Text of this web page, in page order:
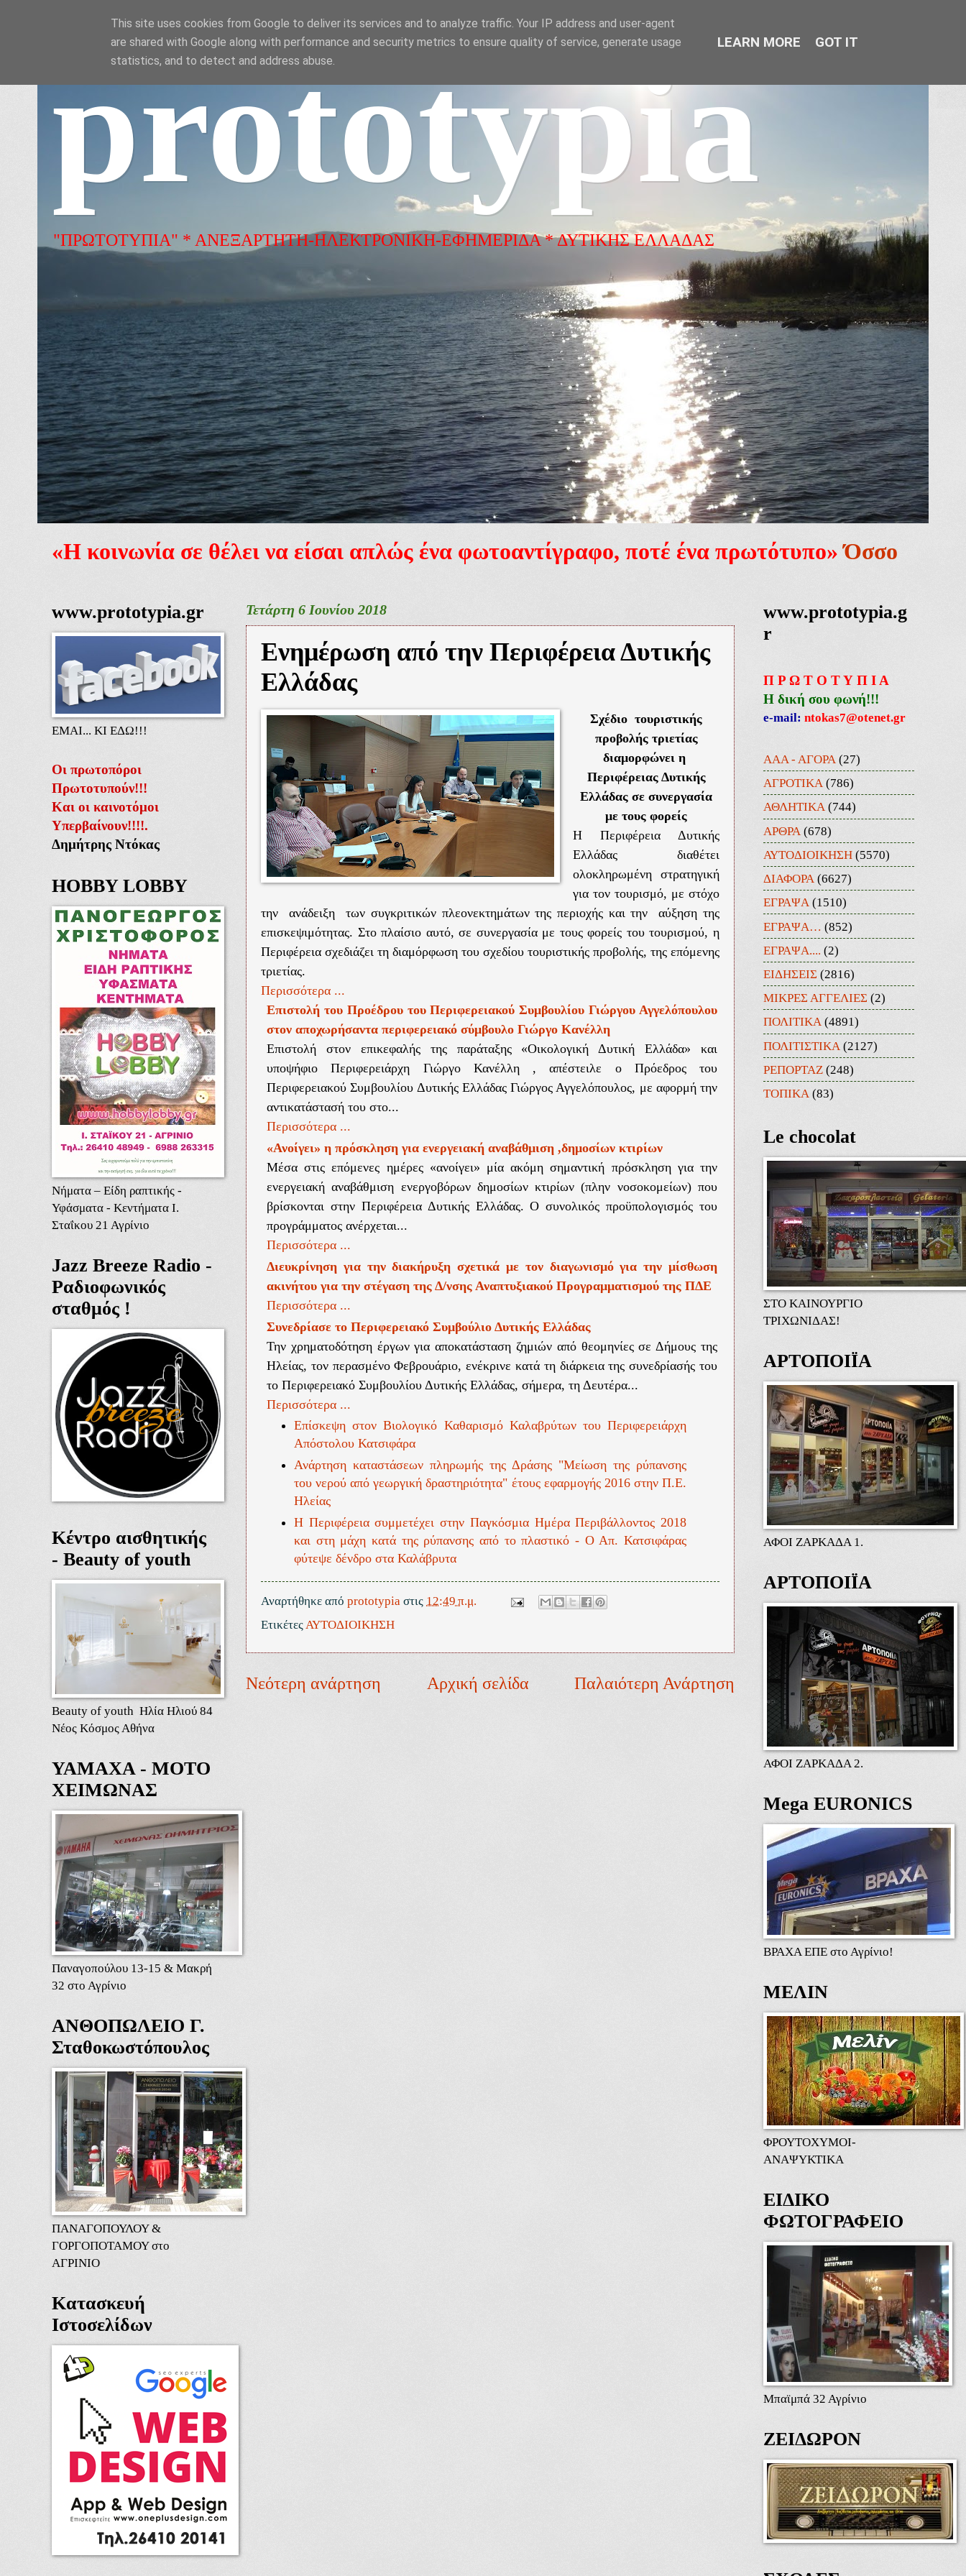
prototypia
"ΠΡΩΤΟΤΥΠΙΑ" * ΑΝΕΞΑΡΤΗΤΗ-ΗΛΕΚΤΡΟΝΙΚΗ-ΕΦΗΜΕΡΙΔΑ * ΔΥΤΙΚΗΣ ΕΛΛΑΔΑΣ
«Η κοινωνία σε θέλει να είσαι απλώς ένα φωτοαντίγραφο, ποτέ ένα πρωτότυπο» Όσσο
Τετάρτη 6 Ιουνίου 2018
Ενημέρωση από την Περιφέρεια Δυτικής
Ελλάδας
Σχέδιο τουριστικής
προβολής τριετίας
διαμορφώνει η
Περιφέρειας Δυτικής
Ελλάδας σε συνεργασία
με τους φορείς
Η Περιφέρεια Δυτικής
Ελλάδας διαθέτει
ολοκληρωμένη στρατηγική
για τον τουρισμό, με στόχο
την ανάδειξη των συγκριτικών πλεονεκτημάτων της περιοχής και την αύξηση της
επισκεψιμότητας. Στο πλαίσιο αυτό, σε συνεργασία με τους φορείς του τουρισμού, η
Περιφέρεια σχεδιάζει τη διαμόρφωση του σχεδίου τουριστικής προβολής, της επόμενης
τριετίας.
Περισσότερα ...
Επιστολή του Προέδρου του Περιφερειακού Συμβουλίου Γιώργου Αγγελόπουλου
στον αποχωρήσαντα περιφερειακό σύμβουλο Γιώργο Κανέλλη
Επιστολή στον επικεφαλής της παράταξης «Οικολογική Δυτική Ελλάδα» και
υποψήφιο Περιφερειάρχη Γιώργο Κανέλλη , απέστειλε ο Πρόεδρος του
Περιφερειακού Συμβουλίου Δυτικής Ελλάδας Γιώργος Αγγελόπουλος, με αφορμή την
αντικατάστασή του στο...
Περισσότερα ...
«Ανοίγει» η πρόσκληση για ενεργειακή αναβάθμιση ,δημοσίων κτιρίων
Μέσα στις επόμενες ημέρες «ανοίγει» μία ακόμη σημαντική πρόσκληση για την
ενεργειακή αναβάθμιση ενεργοβόρων δημοσίων κτιρίων (πλην νοσοκομείων) που
βρίσκονται στην Περιφέρεια Δυτικής Ελλάδας. Ο συνολικός προϋπολογισμός του
προγράμματος ανέρχεται...
Περισσότερα ...
Διευκρίνηση για την διακήρυξη σχετικά με τον διαγωνισμό για την μίσθωση
ακινήτου για την στέγαση της Δ/νσης Αναπτυξιακού Προγραμματισμού της ΠΔΕ
Περισσότερα ...
Συνεδρίασε το Περιφερειακό Συμβούλιο Δυτικής Ελλάδας
Την χρηματοδότηση έργων για αποκατάσταση ζημιών από θεομηνίες σε Δήμους της
Ηλείας, τον περασμένο Φεβρουάριο, ενέκρινε κατά τη διάρκεια της συνεδρίασής του
το Περιφερειακό Συμβουλίου Δυτικής Ελλάδας, σήμερα, τη Δευτέρα...
Περισσότερα ...
Επίσκεψη στον Βιολογικό Καθαρισμό Καλαβρύτων του Περιφερειάρχη
Απόστολου Κατσιφάρα
Ανάρτηση καταστάσεων πληρωμής της Δράσης "Μείωση της ρύπανσης
του νερού από γεωργική δραστηριότητα" έτους εφαρμογής 2016 στην Π.Ε.
Ηλείας
Η Περιφέρεια συμμετέχει στην Παγκόσμια Ημέρα Περιβάλλοντος 2018
και στη μάχη κατά της ρύπανσης από το πλαστικό - Ο Απ. Κατσιφάρας
φύτεψε δένδρο στα Καλάβρυτα
Αναρτήθηκε από prototypia στις 12:49 π.μ.
ΕτικέτεςΑΥΤΟΔΙΟΙΚΗΣΗ
Νεότερη ανάρτηση Παλαιότερη Ανάρτηση
Αρχική σελίδα
www.prototypia.gr
ΕΜΑΙ... ΚΙ ΕΔΩ!!!
Οι πρωτοπόροι
Πρωτοτυπούν!!!
Και οι καινοτόμοι
Υπερβαίνουν!!!!.
Δημήτρης Ντόκας
HOBBY LOBBY
Νήματα – Είδη ραπτικής -
Υφάσματα - Κεντήματα Ι.
Σταΐκου 21 Αγρίνιο
Jazz Breeze Radio -
Ραδιοφωνικός
σταθμός !
Κέντρο αισθητικής
- Beauty of youth
Beauty of youth Ηλία Ηλιού 84
Νέος Κόσμος Αθήνα
ΥΑΜΑΧΑ - ΜΟΤΟ
ΧΕΙΜΩΝΑΣ
Παναγοπούλου 13-15 & Μακρή
32 στο Αγρίνιο
ΑΝΘΟΠΩΛΕΙΟ Γ.
Σταθοκωστόπουλος
ΠΑΝΑΓΟΠΟΥΛΟΥ &
ΓΟΡΓΟΠΟΤΑΜΟΥ στο
ΑΓΡΙΝΙΟ
Κατασκευή
Ιστοσελίδων
www.prototypia.g
r
Π Ρ Ω Τ Ο Τ Υ Π Ι Α
Η δική σου φωνή!!!
e-mail: ntokas7@otenet.gr
ΑΑΑ - ΑΓΟΡΑ (27)
ΑΓΡΟΤΙΚΑ (786)
ΑΘΛΗΤΙΚΑ (744)
ΑΡΘΡΑ (678)
ΑΥΤΟΔΙΟΙΚΗΣΗ (5570)
ΔΙΑΦΟΡΑ (6627)
ΕΓΡΑΨΑ (1510)
ΕΓΡΑΨΑ… (852)
ΕΓΡΑΨΑ.... (2)
ΕΙΔΗΣΕΙΣ (2816)
ΜΙΚΡΕΣ ΑΓΓΕΛΙΕΣ (2)
ΠΟΛΙΤΙΚΑ (4891)
ΠΟΛΙΤΙΣΤΙΚΑ (2127)
ΡΕΠΟΡΤΑΖ (248)
ΤΟΠΙΚΑ (83)
Le chocolat
ΣΤΟ ΚΑΙΝΟΥΡΓΙΟ
ΤΡΙΧΩΝΙΔΑΣ!
ΑΡΤΟΠΟΙΪΑ
ΑΦΟΙ ΖΑΡΚΑΔΑ 1.
ΑΡΤΟΠΟΙΪΑ
ΑΦΟΙ ΖΑΡΚΑΔΑ 2.
Mega EURONICS
ΒΡΑΧΑ ΕΠΕ στο Αγρίνιο!
ΜΕΛΙΝ
ΦΡΟΥΤΟΧΥΜΟΙ-
ΑΝΑΨΥΚΤΙΚΑ
ΕΙΔΙΚΟ
ΦΩΤΟΓΡΑΦΕΙΟ
Μπαϊμπά 32 Αγρίνιο
ΖΕΙΔΩΡΟΝ
This site uses cookies from Google to deliver its services and to analyze traffic. Your IP address and user-agent
are shared with Google along with performance and security metrics to ensure quality of service, generate usage
statistics, and to detect and address abuse.
LEARN MORE GOT IT